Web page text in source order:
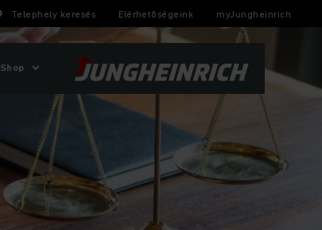
Telephely keresés Elérhetőségeink myJungheinrich
Shop